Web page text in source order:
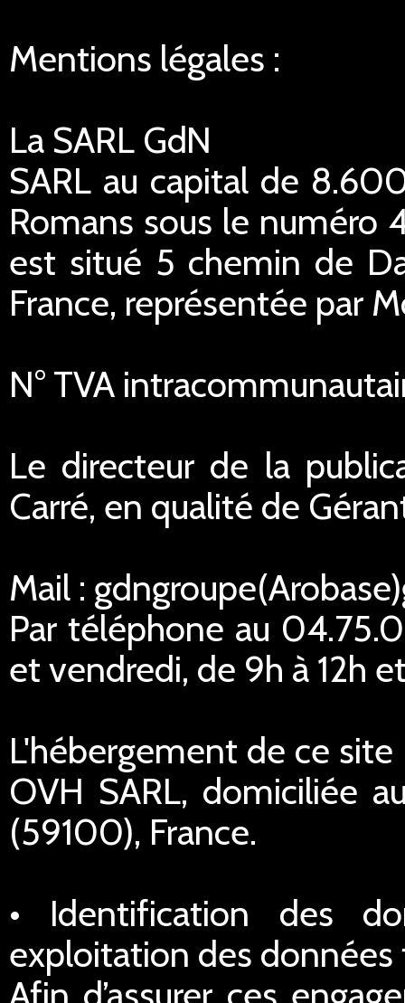
Mentions légales :
La SARL GdN
SARL au capital de
Romans sous le numéro
est situé 5 chemin de
France, représentée par
N° TVA
Le directeur de la
Carré, en qualité de
Mail :
Par téléphone au
et vendredi, de 9h à 12h
L'hébergement de ce
OVH SARL, domiciliée
(59100), France.
• Identification des
exploitation des données